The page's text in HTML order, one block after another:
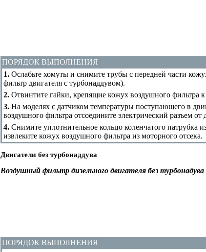
ПОРЯДОК ВЫПОЛНЕНИЯ
1. Ослабьте хомуты и снимите трубы с передней части
фильтр двигателя с турбонаддувом).
2. Отвинтите гайки, крепящие кожух воздушного фильтра
3. На моделях с датчиком температуры поступающего в
воздушного фильтра отсоедините электрический разъем от
4. Снимите уплотнительное кольцо коленчатого патрубка
извлеките кожух воздушного фильтра из моторного отсека.
Двигатели без турбонаддува
Воздушный фильтр дизельного двигателя без турбонадува
ПОРЯДОК ВЫПОЛНЕНИЯ